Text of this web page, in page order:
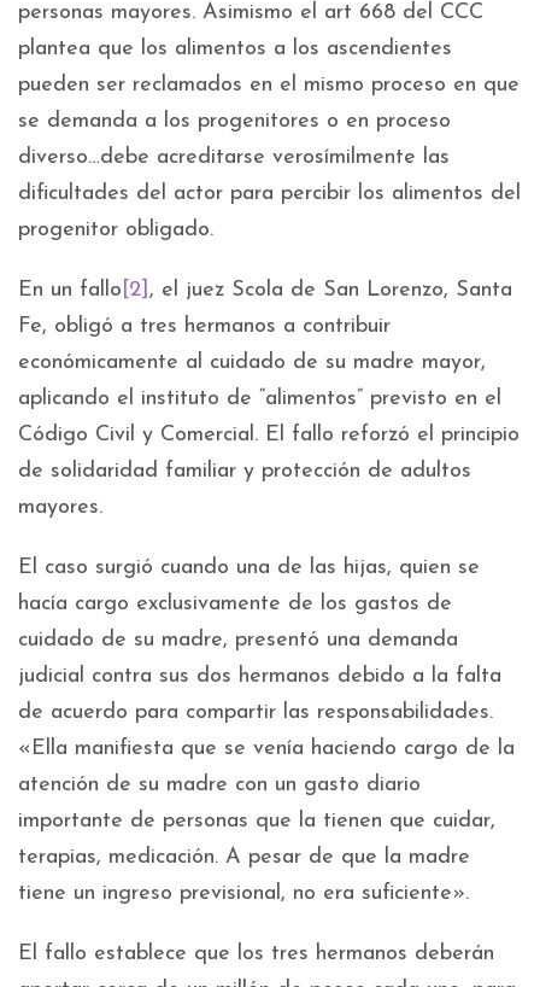
personas mayores. Asimismo el art 668 del CCC
plantea que los alimentos a los ascendientes
pueden ser reclamados en el mismo proceso en que
se demanda a los progenitores o en proceso
diverso…debe acreditarse verosímilmente las
dificultades del actor para percibir los alimentos del
progenitor obligado.
En un fallo [2] , el juez Scola de San Lorenzo, Santa
Fe, obligó a tres hermanos a contribuir
económicamente al cuidado de su madre mayor,
aplicando el instituto de “alimentos” previsto en el
Código Civil y Comercial. El fallo reforzó el principio
de solidaridad familiar y protección de adultos
mayores.
El caso surgió cuando una de las hijas, quien se
hacía cargo exclusivamente de los gastos de
cuidado de su madre, presentó una demanda
judicial contra sus dos hermanos debido a la falta
de acuerdo para compartir las responsabilidades.
«Ella manifiesta que se venía haciendo cargo de la
atención de su madre con un gasto diario
importante de personas que la tienen que cuidar,
terapias, medicación. A pesar de que la madre
tiene un ingreso previsional, no era suficiente».
El fallo establece que los tres hermanos deberán